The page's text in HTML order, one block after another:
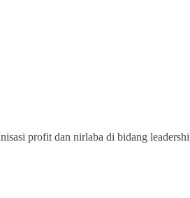
profit dan nirlaba di bidang